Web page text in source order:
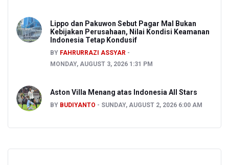
Lippo dan Pakuwon Sebut Pagar Mal Bukan
Kebijakan Perusahaan, Nilai Kondisi Keamanan
Indonesia Tetap Kondusif
BY FAHRURRAZI ASSYAR
MONDAY, AUGUST 3, 2026 1:31 PM
Aston Villa Menang atas Indonesia All Stars
BY BUDIYANTO SUNDAY, AUGUST 2, 2026 6:00 AM